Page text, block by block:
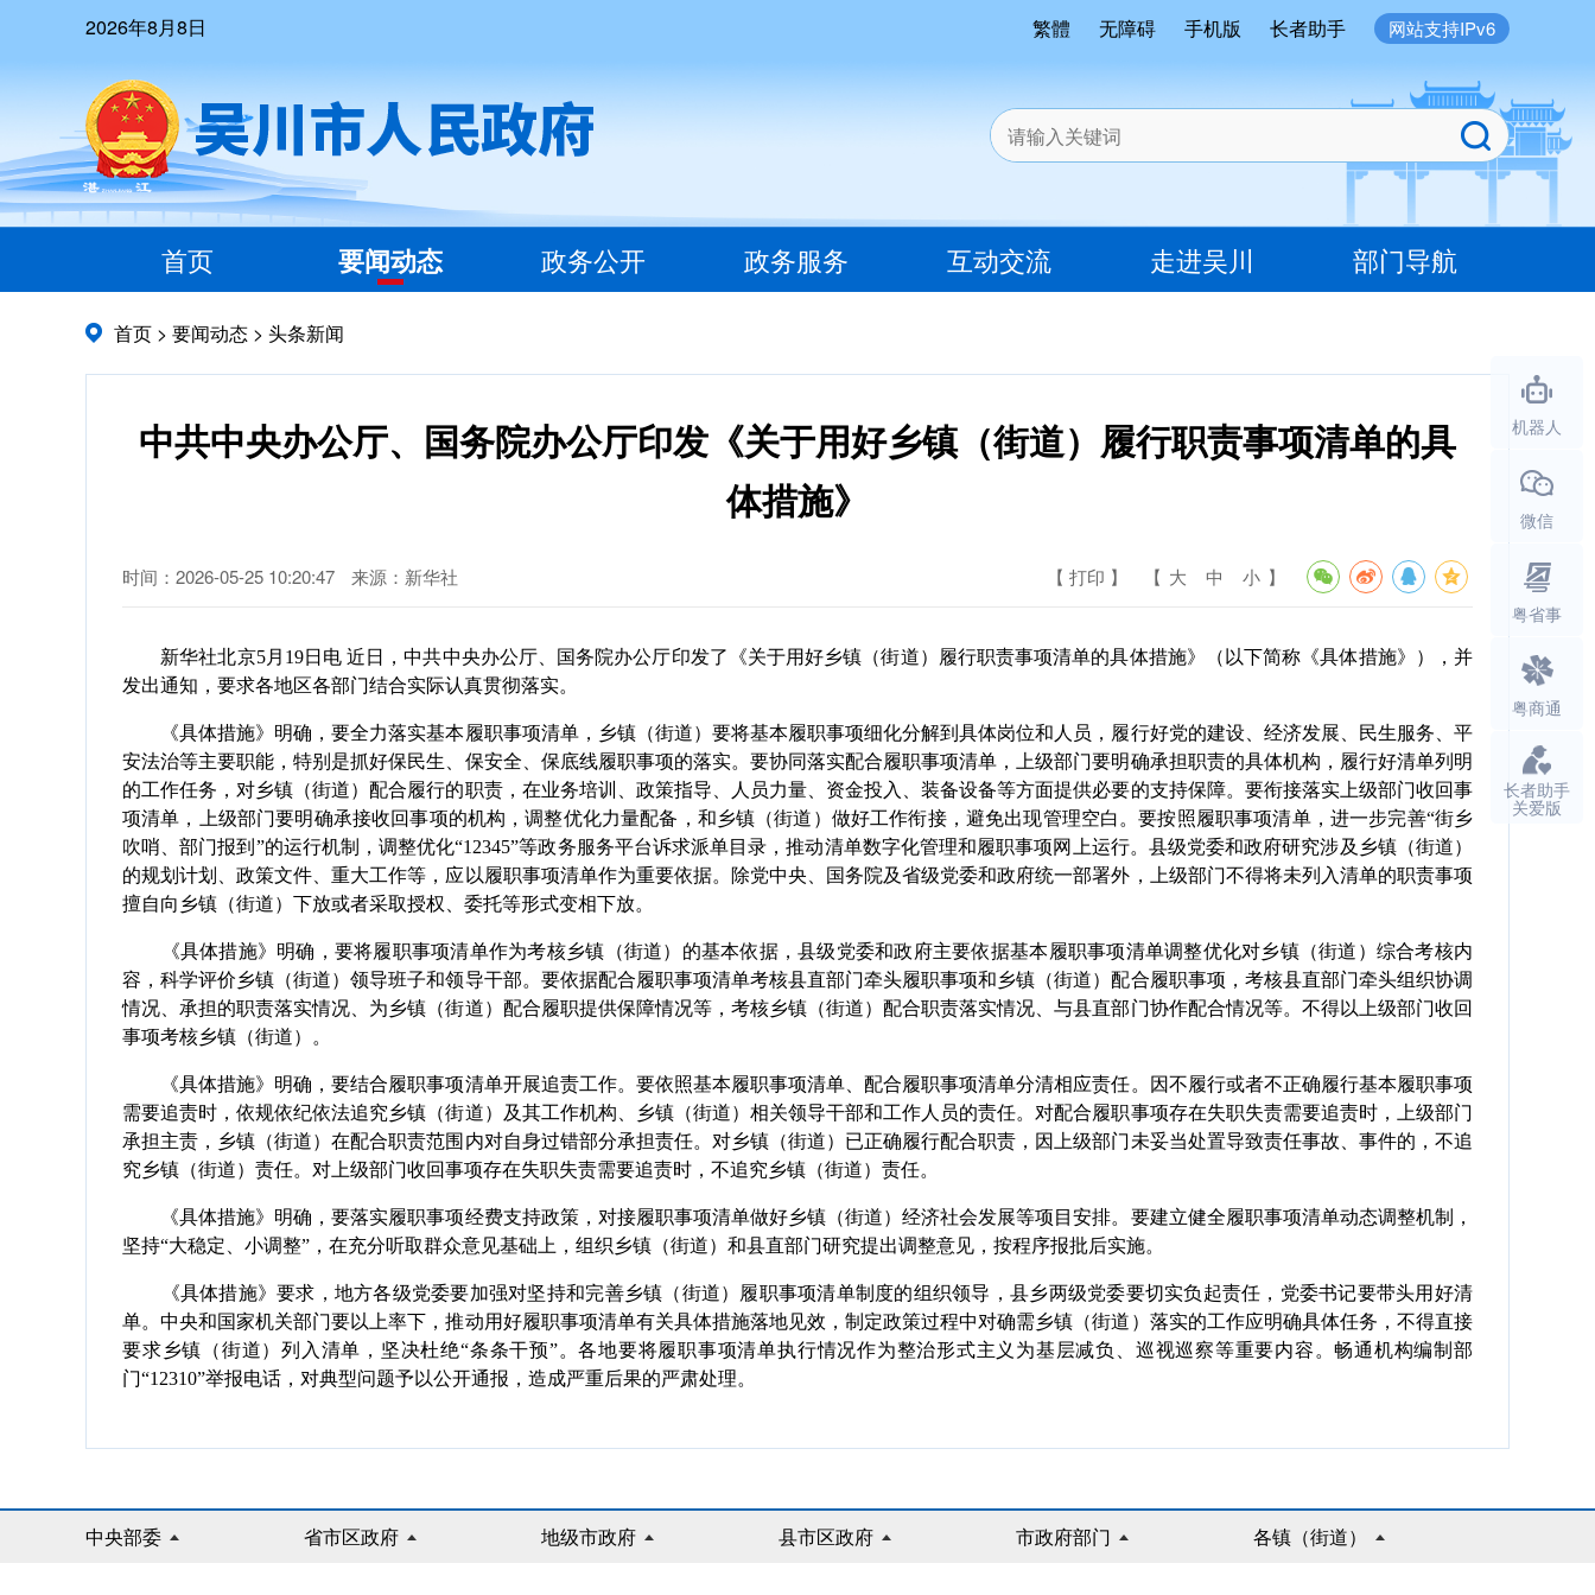
2026年8月8日 繁體 无障碍 手机版 长者助手 网站支持IPv6
首页 要闻动态 政务公开 政务服务 互动交流 走进吴川 部门导航
首页 > 要闻动态 > 头条新闻
中共中央办公厅、国务院办公厅印发《关于用好乡镇（街道）履行职责事项清单的具
体措施》
时间：2026-05-25 10:20:47 来源：新华社 【 打印 】 【 大 中 小 】
新华社北京5月19日电 近日，中共中央办公厅、国务院办公厅印发了《关于用好乡镇（街道）履行职责事项清单的具体措施》（以下简称《具体措施》），并
发出通知，要求各地区各部门结合实际认真贯彻落实。
《具体措施》明确，要全力落实基本履职事项清单，乡镇（街道）要将基本履职事项细化分解到具体岗位和人员，履行好党的建设、经济发展、民生服务、平
安法治等主要职能，特别是抓好保民生、保安全、保底线履职事项的落实。要协同落实配合履职事项清单，上级部门要明确承担职责的具体机构，履行好清单列明
的工作任务，对乡镇（街道）配合履行的职责，在业务培训、政策指导、人员力量、资金投入、装备设备等方面提供必要的支持保障。要衔接落实上级部门收回事
项清单，上级部门要明确承接收回事项的机构，调整优化力量配备，和乡镇（街道）做好工作衔接，避免出现管理空白。要按照履职事项清单，进一步完善“街乡
吹哨、部门报到”的运行机制，调整优化“12345”等政务服务平台诉求派单目录，推动清单数字化管理和履职事项网上运行。县级党委和政府研究涉及乡镇（街道）
的规划计划、政策文件、重大工作等，应以履职事项清单作为重要依据。除党中央、国务院及省级党委和政府统一部署外，上级部门不得将未列入清单的职责事项
擅自向乡镇（街道）下放或者采取授权、委托等形式变相下放。
《具体措施》明确，要将履职事项清单作为考核乡镇（街道）的基本依据，县级党委和政府主要依据基本履职事项清单调整优化对乡镇（街道）综合考核内
容，科学评价乡镇（街道）领导班子和领导干部。要依据配合履职事项清单考核县直部门牵头履职事项和乡镇（街道）配合履职事项，考核县直部门牵头组织协调
情况、承担的职责落实情况、为乡镇（街道）配合履职提供保障情况等，考核乡镇（街道）配合职责落实情况、与县直部门协作配合情况等。不得以上级部门收回
事项考核乡镇（街道）。
《具体措施》明确，要结合履职事项清单开展追责工作。要依照基本履职事项清单、配合履职事项清单分清相应责任。因不履行或者不正确履行基本履职事项
需要追责时，依规依纪依法追究乡镇（街道）及其工作机构、乡镇（街道）相关领导干部和工作人员的责任。对配合履职事项存在失职失责需要追责时，上级部门
承担主责，乡镇（街道）在配合职责范围内对自身过错部分承担责任。对乡镇（街道）已正确履行配合职责，因上级部门未妥当处置导致责任事故、事件的，不追
究乡镇（街道）责任。对上级部门收回事项存在失职失责需要追责时，不追究乡镇（街道）责任。
《具体措施》明确，要落实履职事项经费支持政策，对接履职事项清单做好乡镇（街道）经济社会发展等项目安排。要建立健全履职事项清单动态调整机制，
坚持“大稳定、小调整”，在充分听取群众意见基础上，组织乡镇（街道）和县直部门研究提出调整意见，按程序报批后实施。
《具体措施》要求，地方各级党委要加强对坚持和完善乡镇（街道）履职事项清单制度的组织领导，县乡两级党委要切实负起责任，党委书记要带头用好清
单。中央和国家机关部门要以上率下，推动用好履职事项清单有关具体措施落地见效，制定政策过程中对确需乡镇（街道）落实的工作应明确具体任务，不得直接
要求乡镇（街道）列入清单，坚决杜绝“条条干预”。各地要将履职事项清单执行情况作为整治形式主义为基层减负、巡视巡察等重要内容。畅通机构编制部
门“12310”举报电话，对典型问题予以公开通报，造成严重后果的严肃处理。
机器人
微信
粤省事
粤商通
长者助手
关爱版
中央部委 省市区政府 地级市政府 县市区政府 市政府部门 各镇（街道）